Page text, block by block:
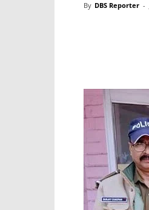
By DBS Reporter -